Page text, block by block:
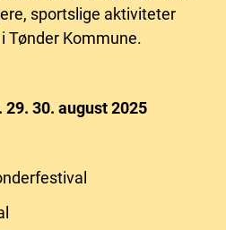
sportslige aktiviteter
Tønder Kommune.
30. august 2025